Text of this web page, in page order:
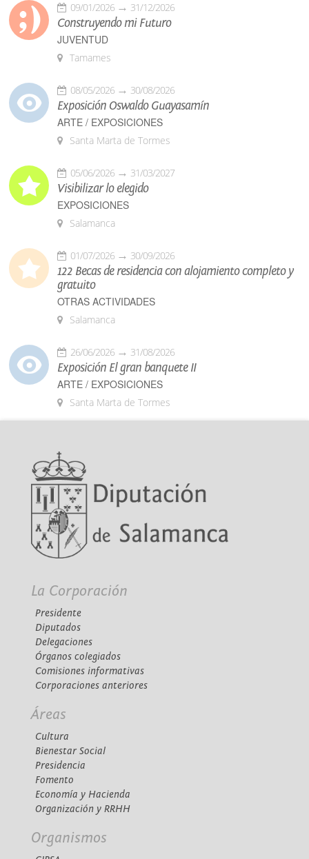
09/01/2026 31/12/2026
Construyendo mi Futuro
JUVENTUD
Tamames
08/05/2026 30/08/2026
Exposición Oswaldo Guayasamín
ARTE / EXPOSICIONES
Santa Marta de Tormes
05/06/2026 31/03/2027
Visibilizar lo elegido
EXPOSICIONES
Salamanca
01/07/2026 30/09/2026
122 Becas de residencia con alojamiento completo y
gratuito
OTRAS ACTIVIDADES
Salamanca
26/06/2026 31/08/2026
Exposición El gran banquete II
ARTE / EXPOSICIONES
Santa Marta de Tormes
La Corporación
Presidente
Diputados
Delegaciones
Órganos colegiados
Comisiones informativas
Corporaciones anteriores
Áreas
Cultura
Bienestar Social
Presidencia
Fomento
Economía y Hacienda
Organización y RRHH
Organismos